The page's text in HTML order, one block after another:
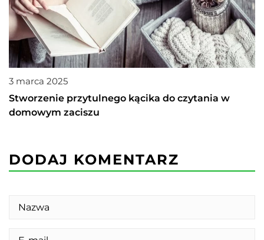
3 marca 2025
Stworzenie przytulnego kącika do czytania w
domowym zaciszu
DODAJ KOMENTARZ